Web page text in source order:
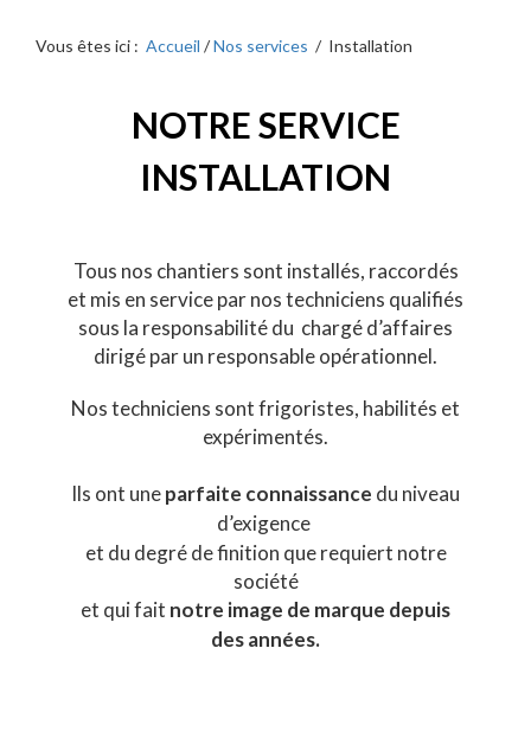
Vous êtes ici : Accueil /Nos services / Installation
NOTRE SERVICE
INSTALLATION
Tous nos chantiers sont installés, raccordés
et mis en service par nos techniciens qualifiés
sous la responsabilité du chargé d’affaires
dirigé par un responsable opérationnel.
Nos techniciens sont frigoristes, habilités et
expérimentés.
Ils ont uneparfaite connaissance du niveau
d’exigence
et du degré de finition que requiert notre
société
et qui fait notre image de marque depuis
des années.